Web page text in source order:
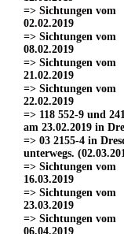
=> Sichtungen vom
02.02.2019
=> Sichtungen vom
08.02.2019
=> Sichtungen vom
21.02.2019
=> Sichtungen vom
22.02.2019
=> 118 552-9 und
am 23.02.2019 in
=> 03 2155-4 in
unterwegs.
=> Sichtungen vom
16.03.2019
=> Sichtungen vom
23.03.2019
=> Sichtungen vom
06.04.2019